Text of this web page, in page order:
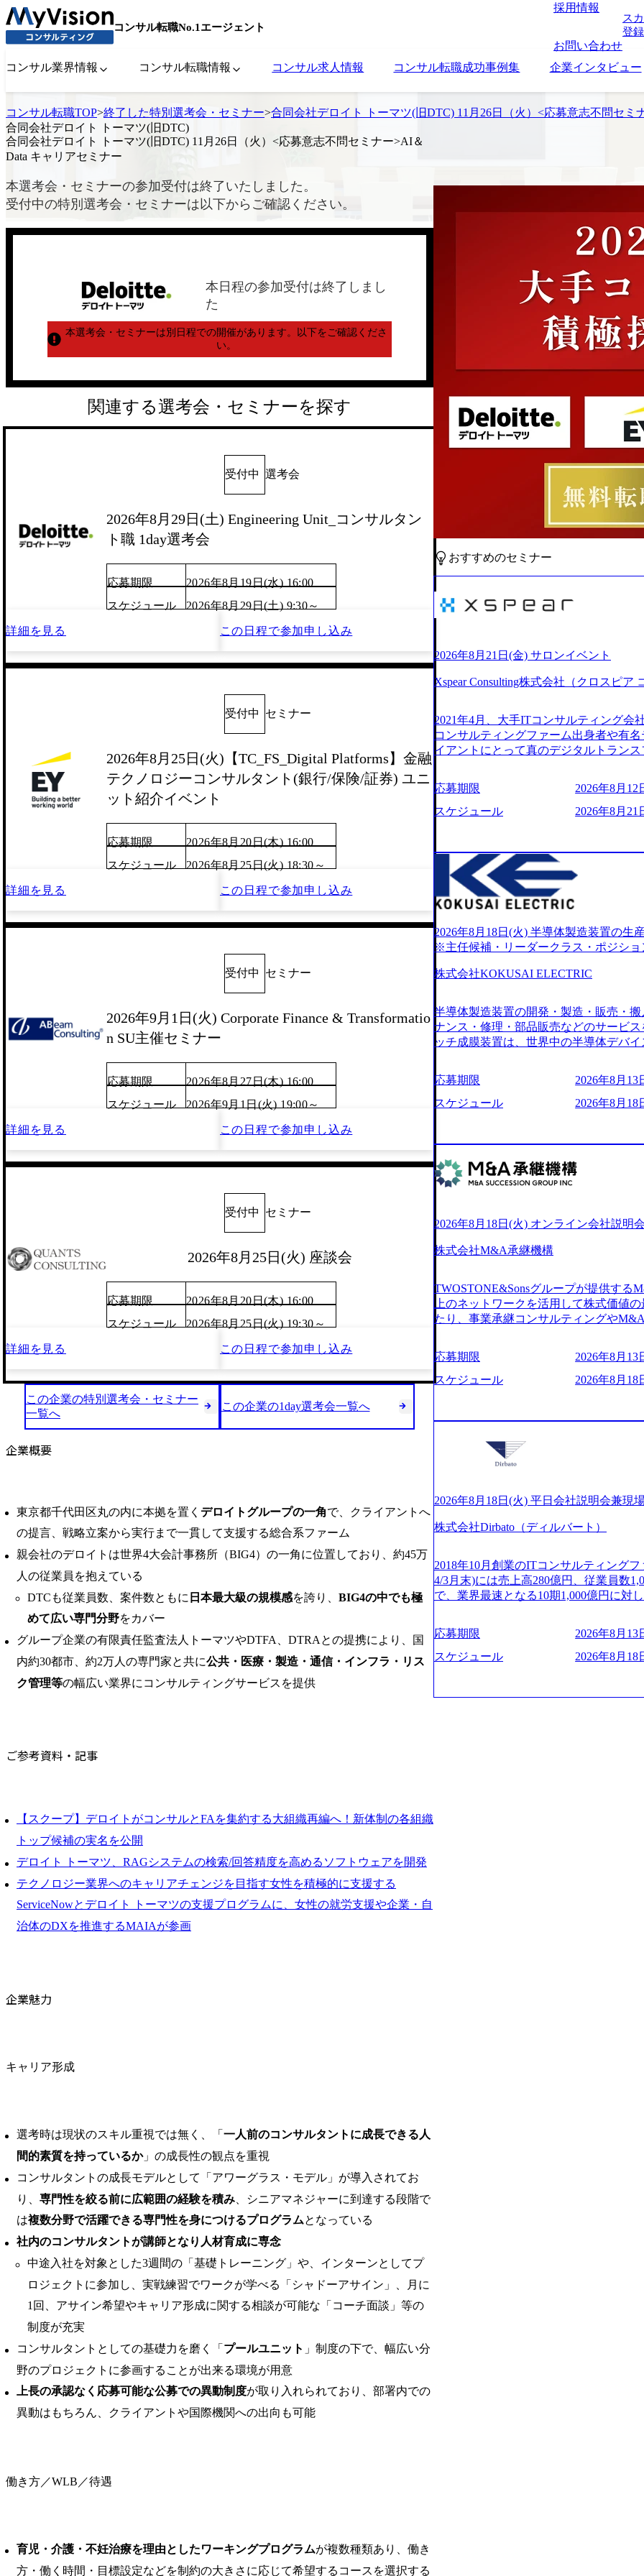
コンサル転職No.1エージェント
採用情報
お問い合わせ
ス
登
コンサル業界情報 コンサル転職情報 コンサル求人情報 コンサル転職成功事例集 企業インタビュー
コンサル転職TOP>終了した特別選考会・セミナー>合同会社デロイト トーマツ(旧DTC) 11月26日（火）<応募意志不問セミ
合同会社デロイト トーマツ(旧DTC)
合同会社デロイト トーマツ(旧DTC) 11月26日（火）<応募意志不問セミナー>AI＆
Data キャリアセミナー
本選考会・セミナーの参加受付は終了いたしました。
受付中の特別選考会・セミナーは以下からご確認ください。
本日程の参加受付は終了しまし
た
本選考会・セミナーは別日程での開催があります。
以下をご確認くださ
い。
関連する選考会・セミナーを探す
受付中 選考会
2026年8月29日(土) Engineering Unit_コンサルタン
ト職 1day選考会
応募期限
2026年8月19日(水) 16:00
スケジュール
2026年8月29日(土) 9:30～
詳細を見る この日程で参加申し込み
受付中 セミナー
2026年8月25日(火)【TC_FS_Digital Platforms】金融
テクノロジーコンサルタント(銀行/保険/証券) ユニ
ット紹介イベント
応募期限
2026年8月20日(木) 16:00
スケジュール
2026年8月25日(火) 18:30～
詳細を見る この日程で参加申し込み
受付中 セミナー
2026年9月1日(火) Corporate Finance & Transformatio
n SU主催セミナー
応募期限
2026年8月27日(木) 16:00
スケジュール
2026年9月1日(火) 19:00～
詳細を見る この日程で参加申し込み
受付中 セミナー
2026年8月25日(火) 座談会
応募期限
2026年8月20日(木) 16:00
スケジュール
2026年8月25日(火) 19:30～
詳細を見る この日程で参加申し込み
この企業の特別選考会・セミナー
一覧へ
この企業の1day選考会一覧へ
企業概要
東京都千代田区丸の内に本拠を置く デロイトグループの一角で、クライアントへ
の提言、戦略立案から実行まで一貫して支援する総合系ファーム
親会社のデロイトは世界4大会計事務所（BIG4）の一角に位置しており、約45万
人の従業員を抱えている
DTCも従業員数、案件数ともに 日本最大級の規模感を誇り、 BIG4の中でも極
めて広い専門分野をカバー
グループ企業の有限責任監査法人トーマツやDTFA、DTRAとの提携により、国
内約30都市、約2万人の専門家と共に公共・医療・製造・通信・インフラ・リス
ク管理等の幅広い業界にコンサルティングサービスを提供
ご参考資料・記事
【スクープ】デロイトがコンサルとFAを集約する大組織再編へ！新体制の各組織
トップ候補の実名を公開
デロイト トーマツ、RAGシステムの検索/回答精度を高めるソフトウェアを開発
テクノロジー業界へのキャリアチェンジを目指す女性を積極的に支援する
ServiceNowとデロイト トーマツの支援プログラムに、女性の就労支援や企業・自
治体のDXを推進するMAIAが参画
企業魅力
キャリア形成
選考時は現状のスキル重視では無く、「 一人前のコンサルタントに成長できる人
間的素質を持っているか」の成長性の観点を重視
コンサルタントの成長モデルとして「アワーグラス・モデル」が導入されてお
り、 専門性を絞る前に広範囲の経験を積み 、シニアマネジャーに到達する段階で
は複数分野で活躍できる専門性を身につけるプログラムとなっている
社内のコンサルタントが講師となり人材育成に専念
中途入社を対象とした3週間の「基礎トレーニング」や、インターンとしてプ
ロジェクトに参加し、実戦練習でワークが学べる「シャドーアサイン」、月に
1回、アサイン希望やキャリア形成に関する相談が可能な「コーチ面談」等の
制度が充実
コンサルタントとしての基礎力を磨く「 プールユニット 」制度の下で、幅広い分
野のプロジェクトに参画することが出来る環境が用意
上長の承認なく応募可能な公募での異動制度が取り入れられており、部署内での
異動はもちろん、クライアントや国際機関への出向も可能
働き方／WLB／待遇
育児・介護・不妊治療を理由としたワーキングプログラムが複数種類あり、働き
方・働く時間・目標設定などを制約の大きさに応じて希望するコースを選択する
おすすめのセミナー
2026年8月21日(金) サロンイベント
Xspear Consulting株式会社（クロスピア
2021年4月、大手ITコンサルティング会
コンサルティングファーム出身者や有
イアントにとって真のデジタルトラン
力を持つDX時代において、20年以上に
ロジーを提供してきたシンプレクスの
界のクライアントの企業価値の最大化
供するのが特徴（いわゆる総合コンサ
リアにSpir（槍）を指して切り開く
ス）していく”という位置づけ 一昔前
現在金融の売上割合は全体の3割。現
通信、エンタメ、教育、保健など幅広
サイン。 そのため、専門性を身に着け
キャリア形成が柔軟に可能な環境である
6007_1200x554.webp https://
04_ba6aaa1a-9ffc-4f2a-9b40-
r-vision-production.appspot.com/public/
e-97182898115f_960x510.webp シンプレ
行う「一気通貫体制」が特長 ビジネス
Xspearと、最先端テクノロジーに深い
あり、システム開発を担当することはな
oduction.appspot.com/public/images/
16a2_1153x543.webp メンバー情報
山 昇吾氏: ベイカレントにてIT戦略立案
業戦略、成長戦略、PMI推進、業務改
威人氏：BCG出身。金融業界における
強みを持ち、メディア・エンタメ業界
立案を得意とする。 - 藏満 一馬氏：ア
ビューページ (https://www.xspear.co.jp/
り──コンサル業界の風雲児に聞く。“こ
usinessinsider.jp/article/20250205-simplex-
港区の行政手続き100%デジタル化を支援
ューションを裁量をもって経験できる
サルファーム経験者】 ・専門領域に軸
実力主義でプロモーションできる（ダ
ｍｔｇでこまめに社員のキャリアにつ
ャリアを反映できるｐｊにアサインし
ジーに強い部隊がいるため、エンジニ
裁量や得意領域に合わせた売り上げの
名超、売上今期18億円⇒来期30億円（い
ームである また、成長中ファームのた
r/taketo_kajita/)） 多様なメンバー、多
く、新たなチャレンジが可能 100名規模
グファームや総合系コンサルティング
ロジェクトワークが可能 総合コンサル
ライアントに対して様々なプロジェク
いテーマのチャレンジ機会を提供して
と同水準以上の報酬制度であり、ファ
基本 強く「個人」の成⾧を重視するカ
応募期限
2026年8月12
スケジュール
2026年8月21
2026年8月18日(火) 半導体製造装置の生
※主任候補・リーダークラス・ポジショ
株式会社KOKUSAI ELECTRIC
半導体製造装置の開発・製造・販売・
ナンス・修理・部品販売などのサービ
ッチ成膜装置は、世界中の半導体デバ
決に貢献することを目指している
未来につなぐベストパートナー Value:私
AIの加速等により半導体需要は世界中
blic/images/20260224131045_0fee4978-
ttps://storage.googleapis.com/our-vision-
1052_2abe7cb8-329e-4a45-a8f5-
com/our-vision-production.appspot.com/
66-aea4-924f21977d35_1200x460.webp
n.appspot.com/public/images/
のポイントを掴み実践に強くなるため
現場を含む全部門でフレックスタイム
バランスを図りながら効率的に働くこ
2日制 2025年度の年間休日は125日（
年間24日（4月1日入社の場合）で、入
で定める勤続年数ごとに、連続5日のリ
子の看護、介護などの制度】 育児休暇
での子を育てるすべての従業員 1日2時
繰り下げが可能 子の看護休暇： 子1人
能 【独身寮、住宅手当制度など】 独
の2つの寮があり、以下の入居基準を満
宅手当： 本社の近くには独身寮や社宅
女性には住宅手当を支給します。 住宅
費用は、会社が負担します。 2026年8月
6:00 応募をご検討されている方を対象
・【富山】半導体製造装置の生産エン
候補・リーダークラス ・【砺波】半導
しは不要です。ご質問頂く際のみ、顔
応募期限
2026年8月13
スケジュール
2026年8月18
2026年8月18日(火) オンライン会社説明会
株式会社M&A承継機構
TWOSTONE&Sonsグループが提供する
上のネットワークを活用して株式価値
たり、事業承継コンサルティングや
用し、M&A以外の選択肢も尊重する姿
ームの構築や事業承継支援も行う
ディングカンパニーであり、領域にこ
験豊富なアドバイザーと共に働くこと
知識を獲得し、キャリアを発展させる
る人は課長職となり、平均3000万～
ンティブ＋チームインセンティブ 課長
ェアおよび丁寧なOJTを欠かさずにチー
経験歓迎！／ M&A承継機構のビジョン
どんな仕事か知りたい 転職を考えたば
の方はもちろん、情報収集をしたい方
当日は、質疑応答のお時間もご用意し
ことを楽しみにしております。 説明会
オンライン(Google meets)
応募期限
2026年8月13
スケジュール
2026年8月18
2026年8月18日(火) 平日会社説明会兼現
株式会社Dirbato（ディルバート）
2018年10月創業のITコンサルティング
4/3月末)には売上高280億円、従業員数
で、業界最速となる10期1,000億円に対
ンクインしている。 主力事業はITコン
に、IT戦略策定等の上流工程から実装・
他方、インキュベーション事業を手掛
考) https://www.dirbato.co.jp/service/
bation.html) 大手総合系コンサルティン
応募期限
2026年8月13
スケジュール
2026年8月18